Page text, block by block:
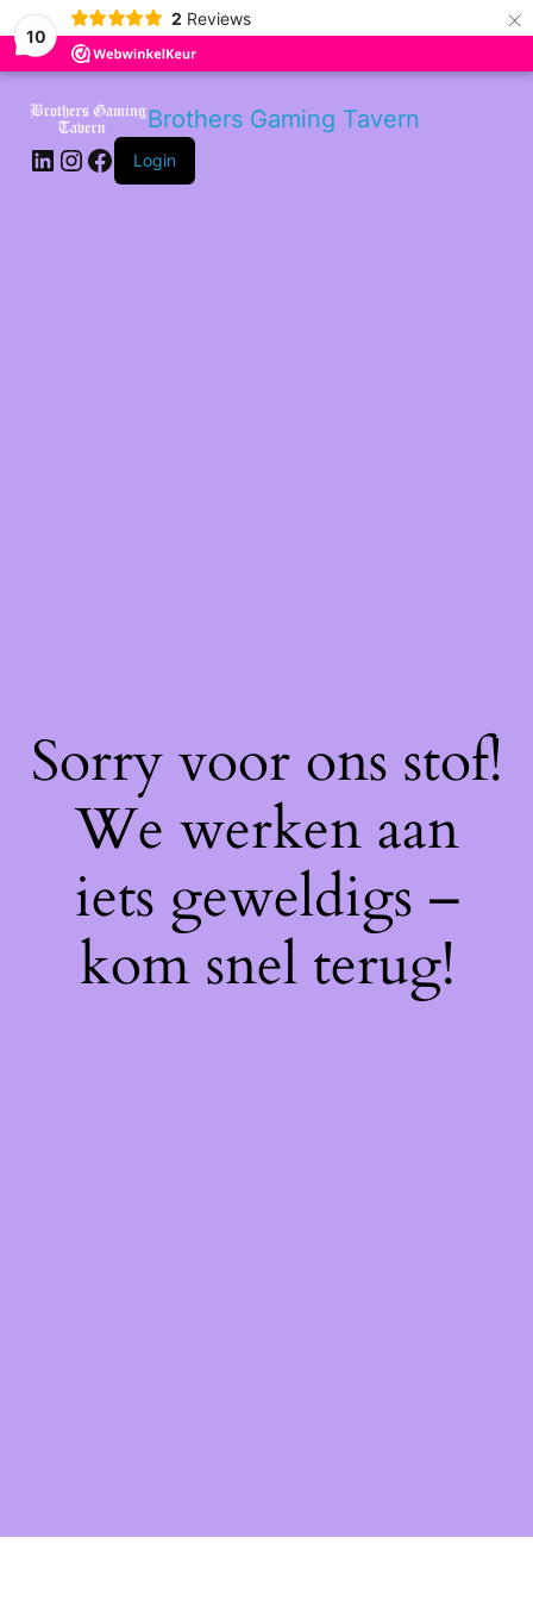
10
2 Reviews ×
Brothers Gaming Tavern
LinkedIn
Instagram
Facebook
Login
Sorry voor ons stof!
We werken aan
iets geweldigs –
kom snel terug!